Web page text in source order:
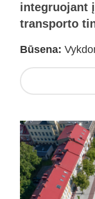
integruojant
transporto
Būsena: